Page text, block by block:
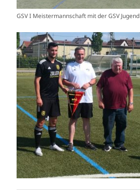
GSV I Meistermannschaft mit der GSV Jugend